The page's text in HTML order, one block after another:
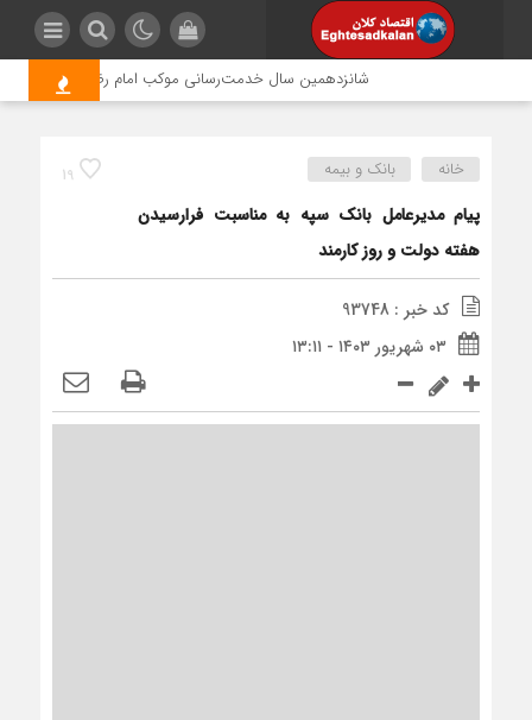
شانزدهمین سال خدمت‌رسانی موکب امام رضا (ع) پتروشیمی
19 خانه بانک و بیمه
پیام مدیرعامل بانک‌ سپه به مناسبت فرارسیدن
هفته دولت و روز کارمند
کد خبر : 93748
۰۳ شهریور ۱۴۰۳ - ۱۳:۱۱